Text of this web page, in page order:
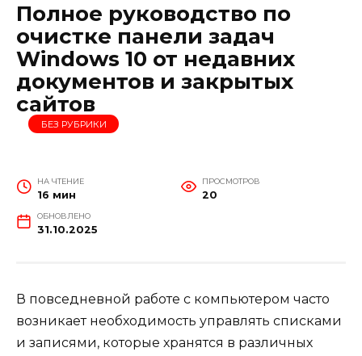
Полное руководство по
очистке панели задач
Windows 10 от недавних
документов и закрытых
сайтов
БЕЗ РУБРИКИ
НА ЧТЕНИЕ
16 мин
ПРОСМОТРОВ
20
ОБНОВЛЕНО
31.10.2025
В повседневной работе с компьютером часто
возникает необходимость управлять списками
и записями, которые хранятся в различных